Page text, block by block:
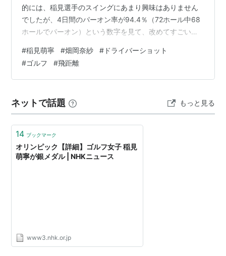
的には、稲見選手のスイングにあまり興味はありません
でしたが、4日間のパーオン率が94.4％（72ホール中68
ホールでパーオン）という数字を見て、改めてすごいス
素晴らしいところは下半身の安定からくる体全体の安定
だと思います。稲見選手は地面反力のようなインパクト
でジャンプをするような動きをしません。それどころ
しっかりついていて、下半身が非常に安定しています。
おそらく、稲見選手は飛ばす気に…
#稲見萌寧 #畑岡奈紗 # ドライバーショット
#ゴルフ #飛距離
ネットで話題 もっと見る
14 ブックマーク
オリンピック【詳細】ゴルフ女子 稲見
萌寧が銀メダル | NHKニュース
www3.nhk.or.jp